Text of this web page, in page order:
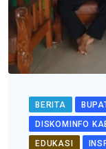
BERITA
DISKOMINFO
EDUKASI